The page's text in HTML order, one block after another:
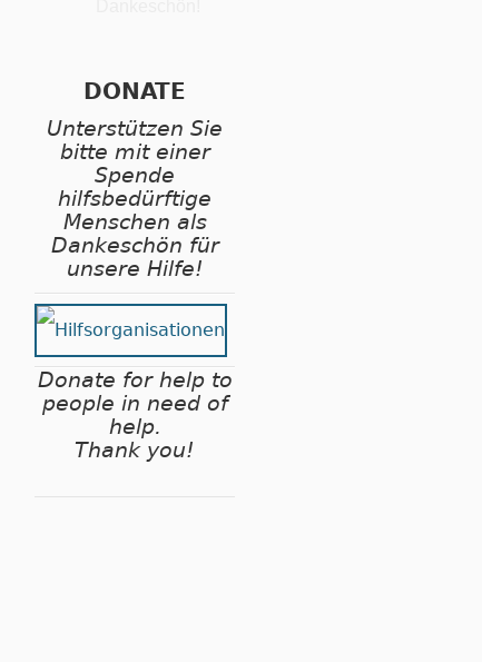
DONATE
Unterstützen Sie
bitte mit einer
Spende
hilfsbedürftige
Menschen als
Dankeschön für
unsere Hilfe!
Donate for help to
people in need of
help.
Thank you!